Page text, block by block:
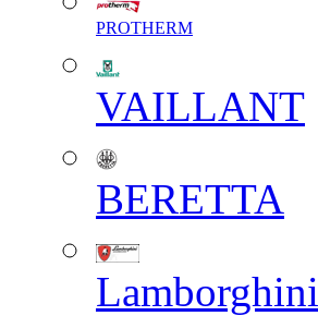
PROTHERM
VAILLANT
BERETTA
Lamborghini